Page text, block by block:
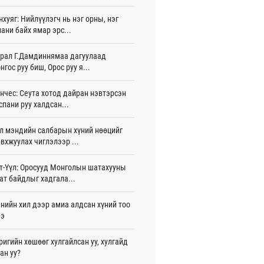
цаг 6 мин
Н.Амарзаяа: 32 хуудастай
дэвтэр долоо хоногт л дүүрдэг
цаг 15 мин
байна
цаг 44 мин
80 мянган евро хандивлажээ
11 цаг 30 мин
өртэй шатахуун импортлогч ААН-
дансыг битүүмжлэхгүй
11 цаг 20 мин
аагим халуун өдрүүд үргэлжилсээр
11 цаг 20 мин
шигшээ баг Азийн наадам-д
Нийлүүлэгч нь нэг орны, нэг
байх ямар эрс...
Г.Дамдиннямаа дагуулаад
руу биш, Орос руу я...
Сеута хотод дайран нэвтэрсэн
руу халдсан...
мэндийн салбарын хүний нөөцийг
чиглэлээр ...
Үүл: Оросууд Монголын шатахууны
байдлыг хадгала...
хил дээр амиа алдсан хүний тоо
хөшөөг хулгайлсан уу, хулгайд
уу?